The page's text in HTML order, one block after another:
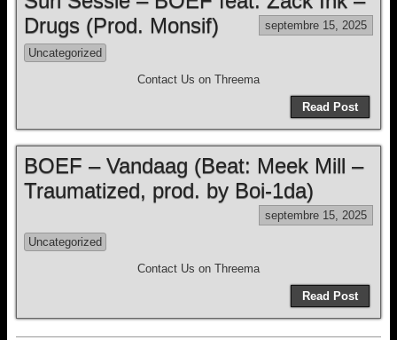
Drugs (Prod. Monsif)
septembre 15, 2025
Uncategorized
Contact Us on Threema
Read Post
BOEF – Vandaag (Beat: Meek Mill –
Traumatized, prod. by Boi-1da)
septembre 15, 2025
Uncategorized
Contact Us on Threema
Read Post